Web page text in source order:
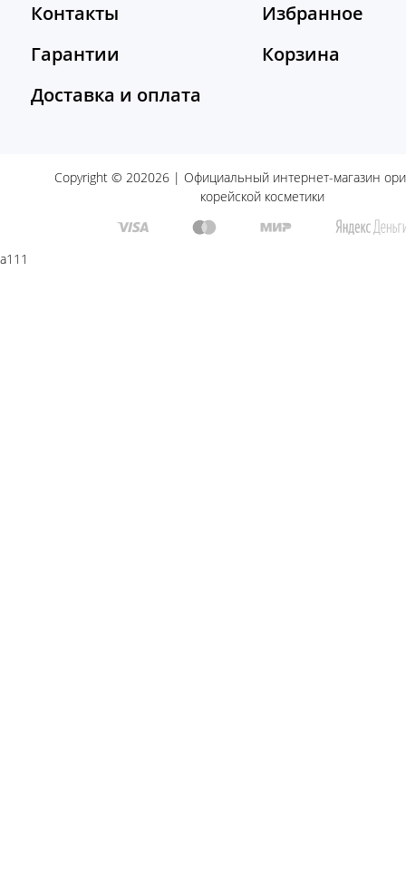
Контакты
Гарантии
Доставка и оплата
Избранное
Корзина
Copyright © 202026 | Официальный интернет-магазин
корейской косметики
a111